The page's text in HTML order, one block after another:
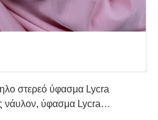
στερεό ύφασμα Lycra
νάυλον, ύφασμα Lycra